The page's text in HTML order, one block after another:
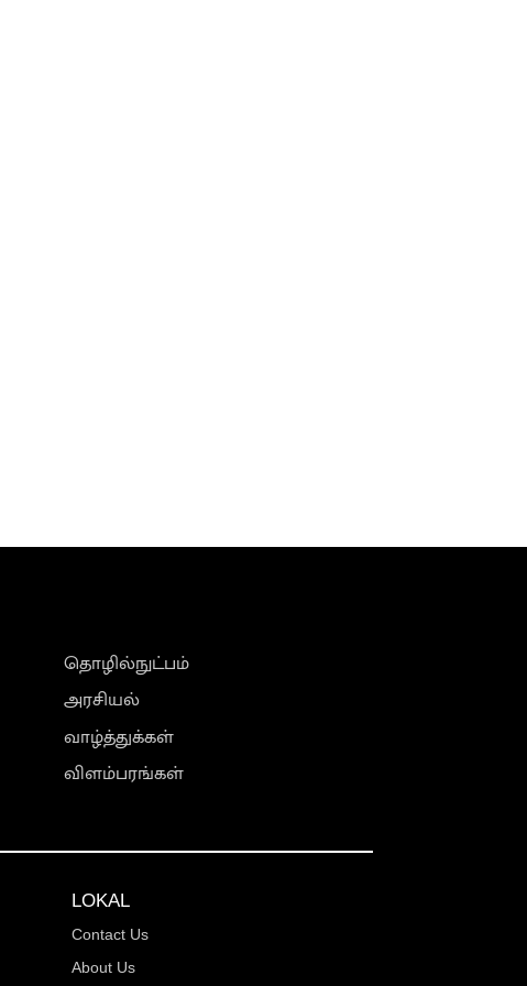
தொழில்நுட்பம்
அரசியல்
வாழ்த்துக்கள்
விளம்பரங்கள்
LOKAL
Contact Us
About Us